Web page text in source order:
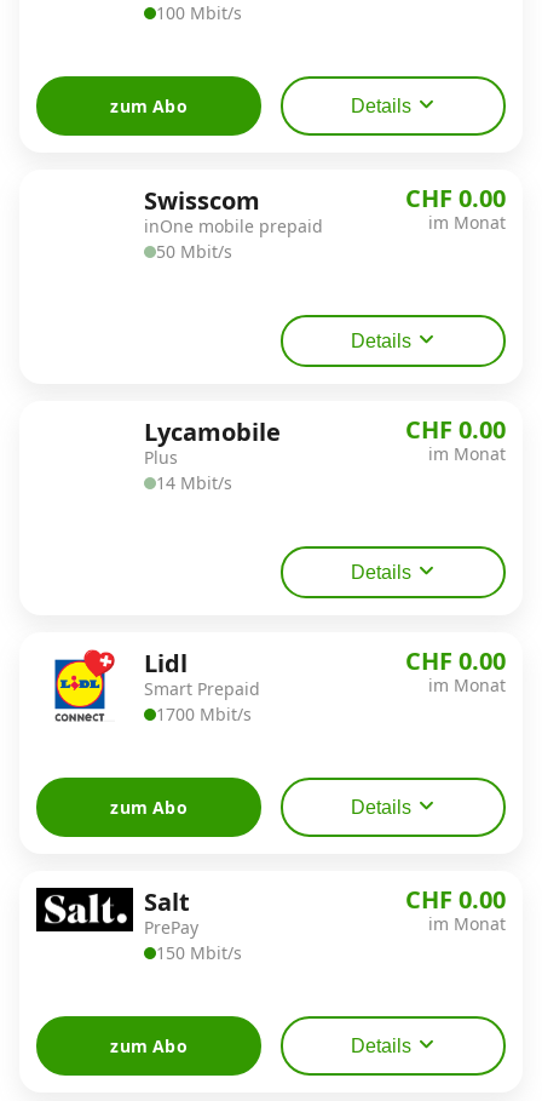
100 Mbit/s
zum Abo Details
Swisscom
inOne mobile prepaid
50 Mbit/s
CHF 0.00
im Monat
Details
Lycamobile
Plus
14 Mbit/s
CHF 0.00
im Monat
Details
Lidl
Smart Prepaid
1700 Mbit/s
CHF 0.00
im Monat
zum Abo Details
Salt
PrePay
150 Mbit/s
CHF 0.00
im Monat
zum Abo Details